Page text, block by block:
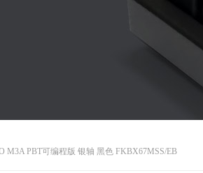
M3A PBT可编程版 银轴 黑色 FKBX67MSS/EB